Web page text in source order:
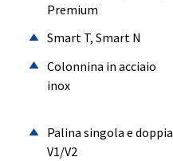
Premium
Smart T, Smart N
Colonnina in acciaio
inox
Palina singola e doppia
V1/V2